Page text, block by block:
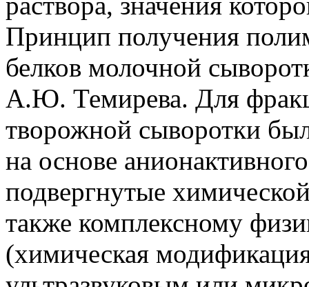
Принцип получения
белков молочной
А.Ю. Темирева. Для
творожной сыворотки
на основе
подвергнутые
также комплексному
(химическая